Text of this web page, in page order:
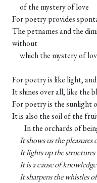
of the mystery of love
For poetry provides
The petnames and the
without
which the mystery of
For poetry is like light,
It shines over all, like the
For poetry is the sunlight
It is also the soil of the
In the orchards of
It shows us the pleasures
It lights up the structures
It is a cause of
It sharpens the whistles